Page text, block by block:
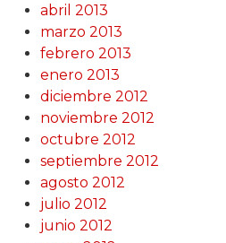
abril 2013
marzo 2013
febrero 2013
enero 2013
diciembre 2012
noviembre 2012
octubre 2012
septiembre 2012
agosto 2012
julio 2012
junio 2012